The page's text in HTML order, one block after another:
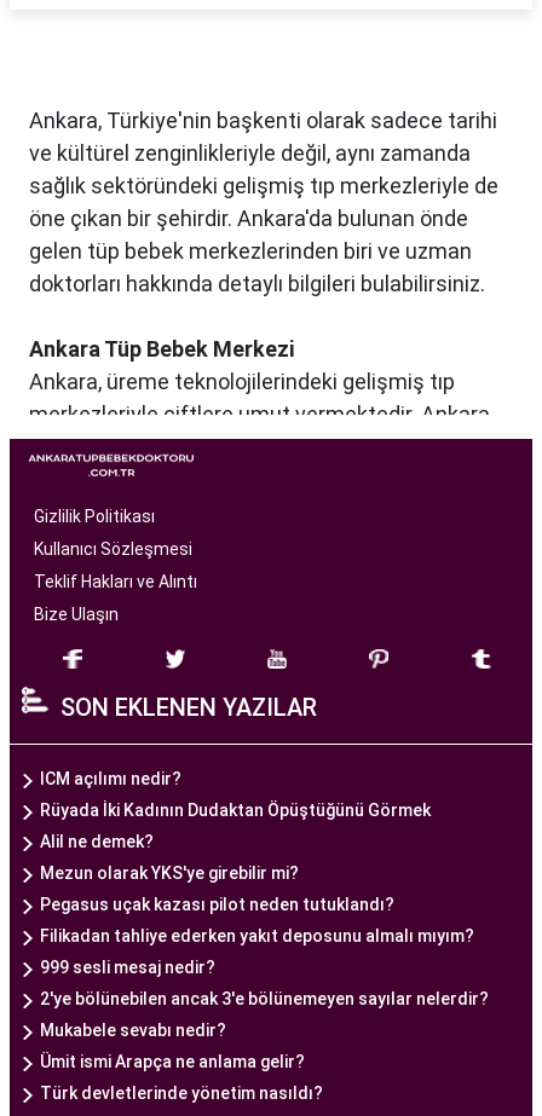
Ankara, Türkiye'nin başkenti olarak sadece tarihi
ve kültürel zenginlikleriyle değil, aynı zamanda
sağlık sektöründeki gelişmiş tıp merkezleriyle de
öne çıkan bir şehirdir. Ankara'da bulunan önde
gelen tüp bebek merkezlerinden biri ve uzman
doktorları hakkında detaylı bilgileri bulabilirsiniz.
Ankara Tüp Bebek Merkezi
Ankara, üreme teknolojilerindeki gelişmiş tıp
merkezleriyle çiftlere umut vermektedir. Ankara
Tüp Bebek Merkezi, kısırlık sorunu yaşayan
çiftlere profesyonel ve bireysel bir yaklaşımla
hizmet sunan bir sağlık kuruluşudur. Modern
tıbbın son teknolojilerini kullanarak, çiftlere
başarılı tüp bebek tedavileri sunmayı amaçlar.
bir ekip tarafından yönetilmektedir. Burada görev
alan tıp profesyonelleri, çiftlere kişiselleştirilmiş
tedavi planları sunarak, her çiftin özel durumunu
dikkate alır. Ayrıca, merkezde kullanılan teknoloji
ve ekipmanlar, tedavi sürecini daha etkili ve
güvenli hale getirir.
Ankara Tüp Bebek Merkezi, hasta odaklı hizmet
anlayışı ve etik prensipler çerçevesinde, çiftlere
sağlıklı bir gebelik yaşama şansı tanıyan kapsamlı
bir tüp bebek hizmeti sunar.
Ankara Tüp Bebek Doktoru
Tüp bebek tedavisi, uzman bir ekibin liderliğinde
ve deneyimli bir doktorun rehberliğinde
Gizlilik Politikası
Kullanıcı Sözleşmesi
Teklif Hakları ve Alıntı
Bize Ulaşın
SON EKLENEN YAZILAR
ICM açılımı nedir?
Rüyada İki Kadının Dudaktan Öpüştüğünü Görmek
Alil ne demek?
Mezun olarak YKS'ye girebilir mi?
Pegasus uçak kazası pilot neden tutuklandı?
Filikadan tahliye ederken yakıt deposunu almalı mıyım?
999 sesli mesaj nedir?
2'ye bölünebilen ancak 3'e bölünemeyen sayılar nelerdir?
Mukabele sevabı nedir?
Ümit ismi Arapça ne anlama gelir?
Türk devletlerinde yönetim nasıldı?